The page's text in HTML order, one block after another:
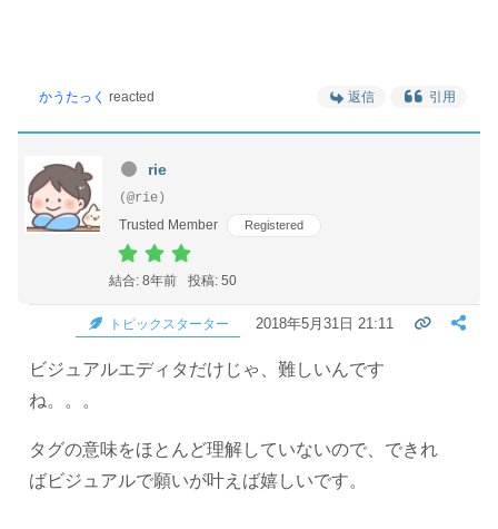
かうたっく reacted 返信 引用
rie
(@rie)
Trusted Member
Registered
結合: 8年前 投稿: 50
トピックスターター 2018年5月31日 21:11
ビジュアルエディタだけじゃ、難しいんです
ね。。。
タグの意味をほとんど理解していないので、できれ
ばビジュアルで願いが叶えば嬉しいです。